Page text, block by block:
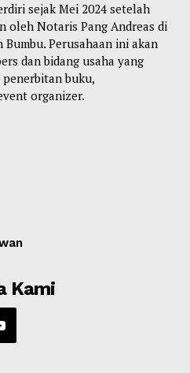
sejak Mei 2024 setelah
oleh Notaris Pang Andreas di
Perusahaan ini akan
dan bidang usaha yang
buku,
organizer.
Kami